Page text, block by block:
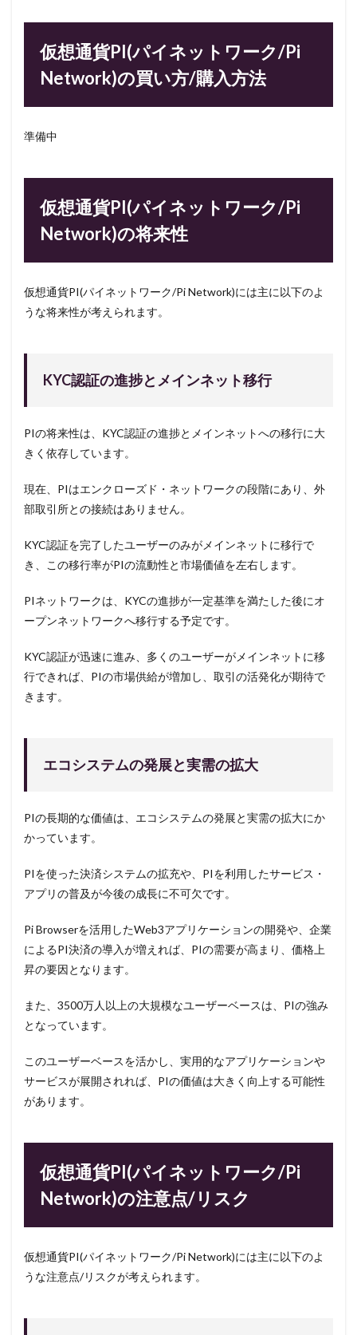
仮想通貨PI(パイネットワーク/Pi
Network)の買い方/購入方法
準備中
仮想通貨PI(パイネットワーク/Pi
Network)の将来性
仮想通貨PI(パイネットワーク/Pi Network)には主に以下のよ
うな将来性が考えられます。
KYC認証の進捗とメインネット移行
PIの将来性は、KYC認証の進捗とメインネットへの移行に大
きく依存しています。
現在、PIはエンクローズド・ネットワークの段階にあり、外
部取引所との接続はありません。
KYC認証を完了したユーザーのみがメインネットに移行で
き、この移行率がPIの流動性と市場価値を左右します。
PIネットワークは、KYCの進捗が一定基準を満たした後にオ
ープンネットワークへ移行する予定です。
KYC認証が迅速に進み、多くのユーザーがメインネットに移
行できれば、PIの市場供給が増加し、取引の活発化が期待で
きます。
エコシステムの発展と実需の拡大
PIの長期的な価値は、エコシステムの発展と実需の拡大にか
かっています。
PIを使った決済システムの拡充や、PIを利用したサービス・
アプリの普及が今後の成長に不可欠です。
Pi Browserを活用したWeb3アプリケーションの開発や、企業
によるPI決済の導入が増えれば、PIの需要が高まり、価格上
昇の要因となります。
また、3500万人以上の大規模なユーザーベースは、PIの強み
となっています。
このユーザーベースを活かし、実用的なアプリケーションや
サービスが展開されれば、PIの価値は大きく向上する可能性
があります。
仮想通貨PI(パイネットワーク/Pi
Network)の注意点/リスク
仮想通貨PI(パイネットワーク/Pi Network)には主に以下のよ
うな注意点/リスクが考えられます。